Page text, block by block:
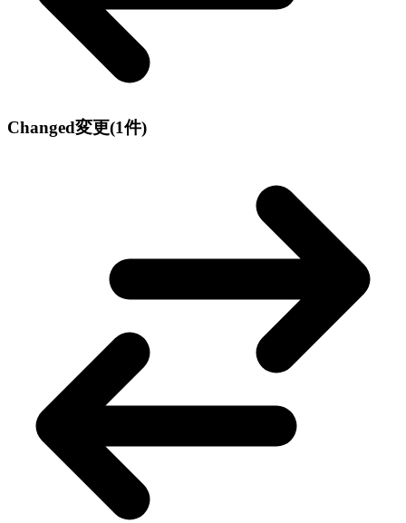
Changed変更(1件)